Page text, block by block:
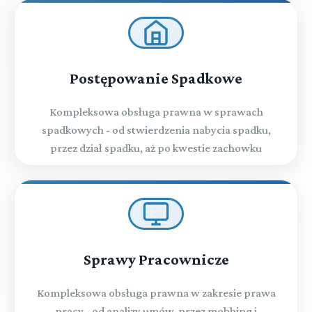
Rozdział XXXI (art. 248 - 251)
Rozdział XXXII (art. 252 - 264a)
Rozdział XXXIII (art. 265 - 269b)
Przestępstwa przeciwko ochronie informacji
Rozdział XXXV (art. 278 - 295)
Rozdział XXXVI (art. 296 - 309)
Postępowanie Spadkowe
Kompleksowa obsługa prawna w sprawach
spadkowych - od stwierdzenia nabycia spadku,
przez dział spadku, aż po kwestie zachowku
Sprawy Pracownicze
Kompleksowa obsługa prawna w zakresie prawa